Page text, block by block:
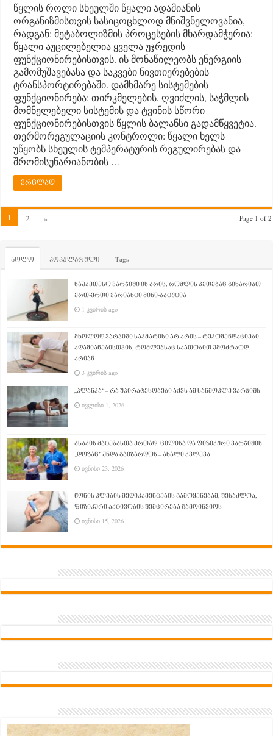
წყლის როლი სხეულში წყალი ადამიანის
ორგანიზმისთვის სასიცოცხლოდ მნიშვნელოვანია,
რადგან: მეტაბოლიზმის პროცესების მხარდამჭერია:
წყალი აუცილებელია ყველა უჯრედის
ფუნქციონირებისთვის. ის მონაწილეობს ენერგიის
გამომუშავებასა და საკვები ნივთიერებების
ტრანსპორტირებაში. დამხმარე სისტემების
ფუნქციონირება: თირკმელების, ღვიძლის, საჭმლის
მომნელებელი სისტემის და ტვინის სწორი
ფუნქციონირებისთვის წყლის ბალანსი გადამწყვეტია.
თერმორეგულაციის კონტროლი: წყალი ხელს
უწყობს სხეულის ტემპერატურის რეგულირებას და
შრომისუნარიანობის …
ვრცლად
Page 1 of 2
1 2 »
ბოლო პოპულარული Tags
საუკეთესო ვარჯიში ის არის, რომლის კეთებაც გიხარიათ –
ერთ-ერთი ვარიანტი მინი-ბატუტია
1 კვირის ago
მხოლოდ ვარჯიში საკმარისი არ არის – რეკომენდაციები
ადამიანებისთვის, რომლებსაც საათობით უმოძრაოდ
არიან
3 კვირის ago
„პლანკა“ – რა უპირატესობები აქვს ამ ხანმოკლე ვარჯიშს
ივლისი 1, 2026
ასაკის მატებასთა ერთად, ცილისა და ფიზიკური ვარჯიშის
„დოზაც“ უნდა გაიზარდოს – ახალი კვლევა
ივნისი 23, 2026
წონის კლების მედიკამენტების გამოყენებამ, შესაძლოა,
ფიზიკური აქტივობის შემცირება გამოიწვიოს
ივნისი 15, 2026